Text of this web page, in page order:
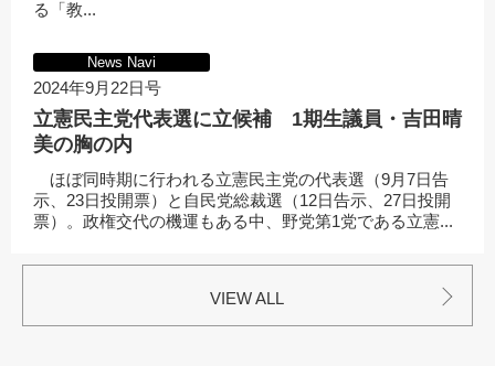
る「教...
News Navi
2024年9月22日号
立憲民主党代表選に立候補 1期生議員・吉田晴
美の胸の内
ほぼ同時期に行われる立憲民主党の代表選（9月7日告
示、23日投開票）と自民党総裁選（12日告示、27日投開
票）。政権交代の機運もある中、野党第1党である立憲...
VIEW ALL